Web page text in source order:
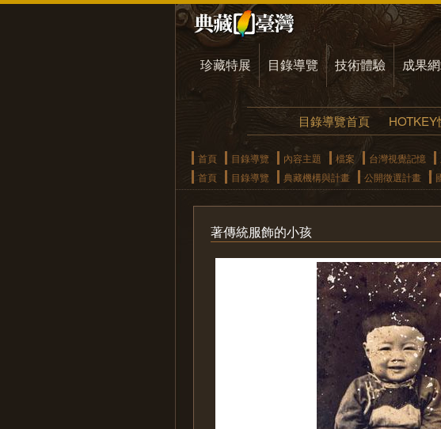
珍藏特展 目錄導覽 技術體驗 成果
目錄導覽首頁 HOTKEY
首頁 目錄導覽 內容主題 檔案 台灣視覺記憶
首頁
目錄導覽 典藏機構與計畫 公開徵選計畫
著傳統服飾的小孩